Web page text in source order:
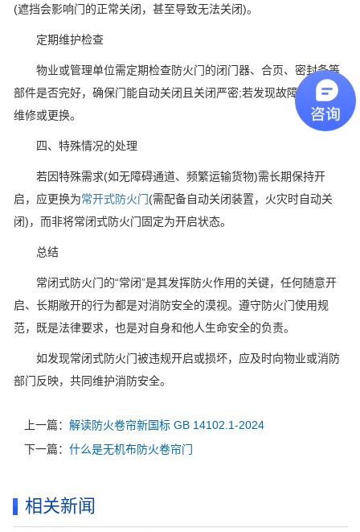
(遮挡会影响门的正常关闭，甚至导致无法关闭)。
定期维护检查
物业或管理单位需定期检查防火门的闭门器、合页、密封条等
部件是否完好，确保门能自动关闭且关闭严密;若发现故障，应及时
维修或更换。
四、特殊情况的处理
若因特殊需求(如无障碍通道、频繁运输货物)需长期保持开
启，应更换为常开式防火门(需配备自动关闭装置，火灾时自动关
闭)，而非将常闭式防火门固定为开启状态。
总结
常闭式防火门的“常闭”是其发挥防火作用的关键，任何随意开
启、长期敞开的行为都是对消防安全的漠视。遵守防火门使用规
范，既是法律要求，也是对自身和他人生命安全的负责。
如发现常闭式防火门被违规开启或损坏，应及时向物业或消防
部门反映，共同维护消防安全。
上一篇： 解读防火卷帘新国标 GB 14102.1-2024
下一篇： 什么是无机布防火卷帘门
相关新闻